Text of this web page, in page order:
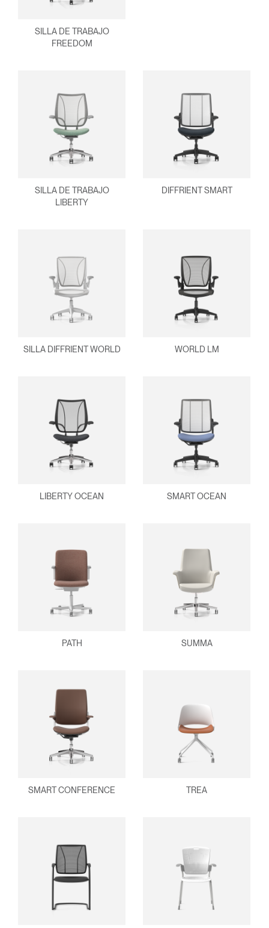
¿Ha olvidado su
contraseña?
Region
ENTRAR
SILLA DE TRABAJO
FREEDOM
SILLA DE TRABAJO
LIBERTY
DIFFRIENT SMART
SILLA DIFFRIENT WORLD WORLD LM
LIBERTY OCEAN SMART OCEAN
PATH SUMMA
SMART CONFERENCE TREA